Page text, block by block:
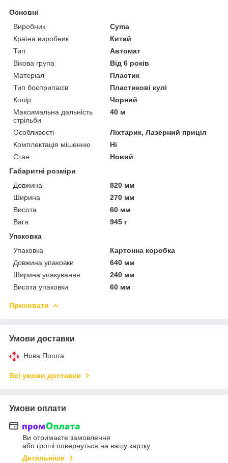
Основні
Виробник
Cyma
Країна виробник
Китай
Тип
Автомат
Вікова група
Від 6 років
Матеріал
Пластик
Тип боєприпасів
Пластикові кулі
Колір
Чорний
Максимальна дальність
стрільби
40 м
Особливості
Ліхтарик, Лазерний приціл
Комплектація мішенню
Ні
Стан
Новий
Габаритні розміри
Довжина
820 мм
Ширина
270 мм
Висота
60 мм
Вага
945 г
Упаковка
Упаковка
Картонна коробка
Довжина упаковки
640 мм
Ширина упакування
240 мм
Висота упаковки
60 мм
Приховати
Умови доставки
Нова Пошта
Всі умови доставки
Умови оплати
Ви отримаєте замовлення
або гроші повернуться на вашу картку
Детальніше